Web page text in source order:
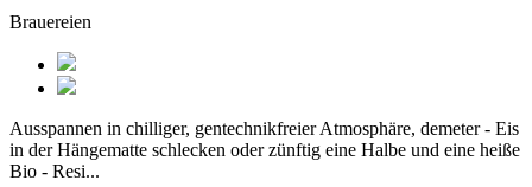
Brauereien
Ausspannen in chilliger, gentechnikfreier Atmosphäre, demeter - Eis
in der Hängematte schlecken oder zünftig eine Halbe und eine heiße
Bio - Resi...